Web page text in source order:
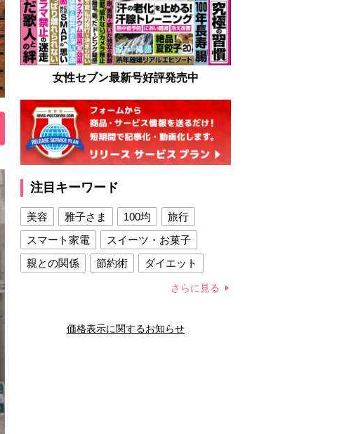
女性セブン最新号好評発売中
注目キーワード
美容 雅子さま 100均
旅行
スマート家電
スイーツ・お菓子
親との関係
節約術
ダイエット
夫との関係
新津春子 どか食い
さらに見る
価格表示に関するお知らせ